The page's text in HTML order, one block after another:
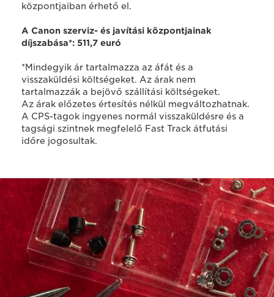
központjaiban érhető el.
A Canon szerviz- és javítási központjainak
díjszabása*: 511,7 euró
*Mindegyik ár tartalmazza az áfát és a
visszaküldési költségeket. Az árak nem
tartalmazzák a bejövő szállítási költségeket.
Az árak előzetes értesítés nélkül megváltozhatnak.
A CPS-tagok ingyenes normál visszaküldésre és a
tagsági szintnek megfelelő Fast Track átfutási
időre jogosultak.